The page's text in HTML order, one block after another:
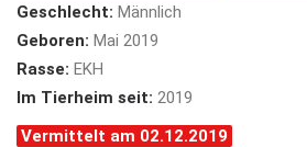
Geschlecht: Männlich
Geboren: Mai 2019
Rasse: EKH
Im Tierheim seit: 2019
Vermittelt am 02.12.2019